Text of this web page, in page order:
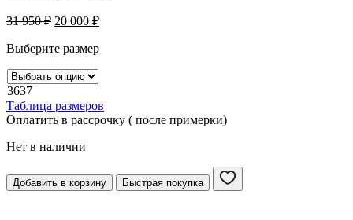
31 950₽ 20 000 ₽
Выберите размер
3637
Таблица размеров
Оплатить в рассрочку ( после примерки)
Нет в наличии
Добавить в корзину Быстрая покупка